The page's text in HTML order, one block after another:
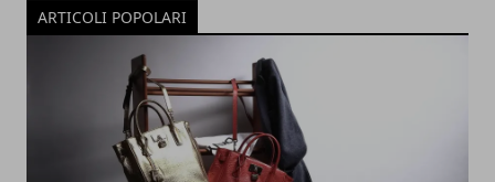
ARTICOLI POPOLARI